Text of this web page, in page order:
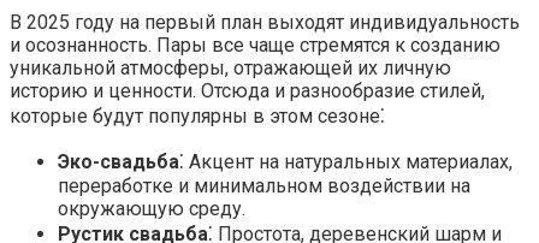
В 2025 году на первый план выходят индивидуальность
и осознанность. Пары все чаще стремятся к созданию
уникальной атмосферы, отражающей их личную
историю и ценности. Отсюда и разнообразие стилей,
которые будут популярны в этом сезоне⁚
Эко-свадьба⁚ Акцент на натуральных материалах,
переработке и минимальном воздействии на
окружающую среду.
Рустик свадьба⁚ Простота, деревенский шарм и